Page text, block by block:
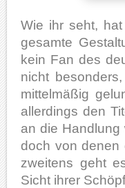
Wie ihr seht,
gesamte
kein Fan des
nicht
mittelmäßig
allerdings den
an die
doch von denen
zweitens geht
Sicht ihrer